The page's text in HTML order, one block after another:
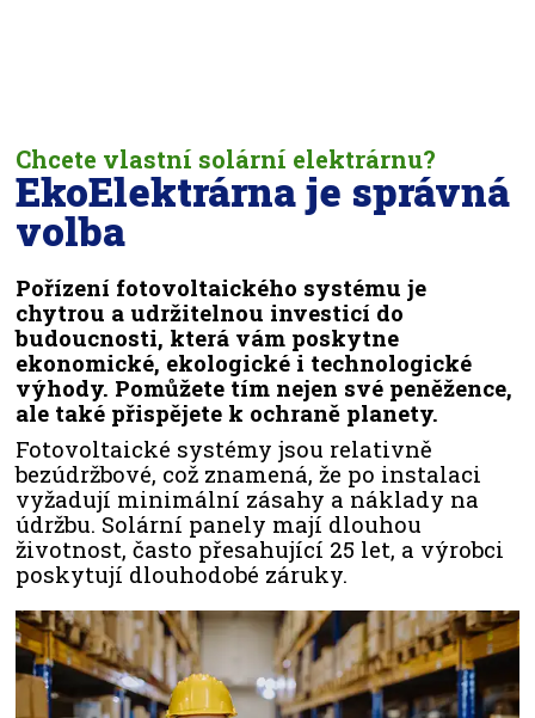
Chcete vlastní solární elektrárnu?
EkoElektrárna je správná
volba
Pořízení fotovoltaického systému je
chytrou a udržitelnou investicí do
budoucnosti, která vám poskytne
ekonomické, ekologické i technologické
výhody. Pomůžete tím nejen své peněžence,
ale také přispějete k ochraně planety.
Fotovoltaické systémy jsou relativně
bezúdržbové, což znamená, že po instalaci
vyžadují minimální zásahy a náklady na
údržbu. Solární panely mají dlouhou
životnost, často přesahující 25 let, a výrobci
poskytují dlouhodobé záruky.